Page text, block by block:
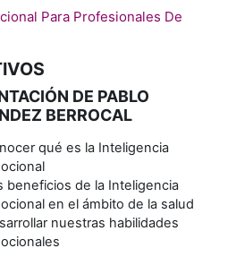
Para Profesionales De
DE PABLO
BERROCAL
qué es la Inteligencia
beneficios de la Inteligencia
en el ámbito de la salud
nuestras habilidades